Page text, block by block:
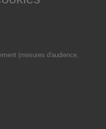
(mesures d'audience,